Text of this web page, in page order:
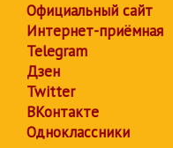
Официальный сайт
Интернет-приёмная
Telegram
Дзен
Twitter
ВКонтакте
Одноклассники